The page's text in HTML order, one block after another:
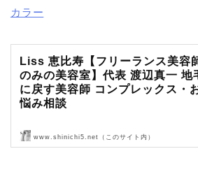
カラー
Liss 恵比寿【フリーランス美容
のみの美容室】代表 渡辺真一 地
に戻す美容師 コンプレックス・
悩み相談
Liss 恵比寿【フリーランス美容師のみの美容
www.shinichi5.net（このサイト内）